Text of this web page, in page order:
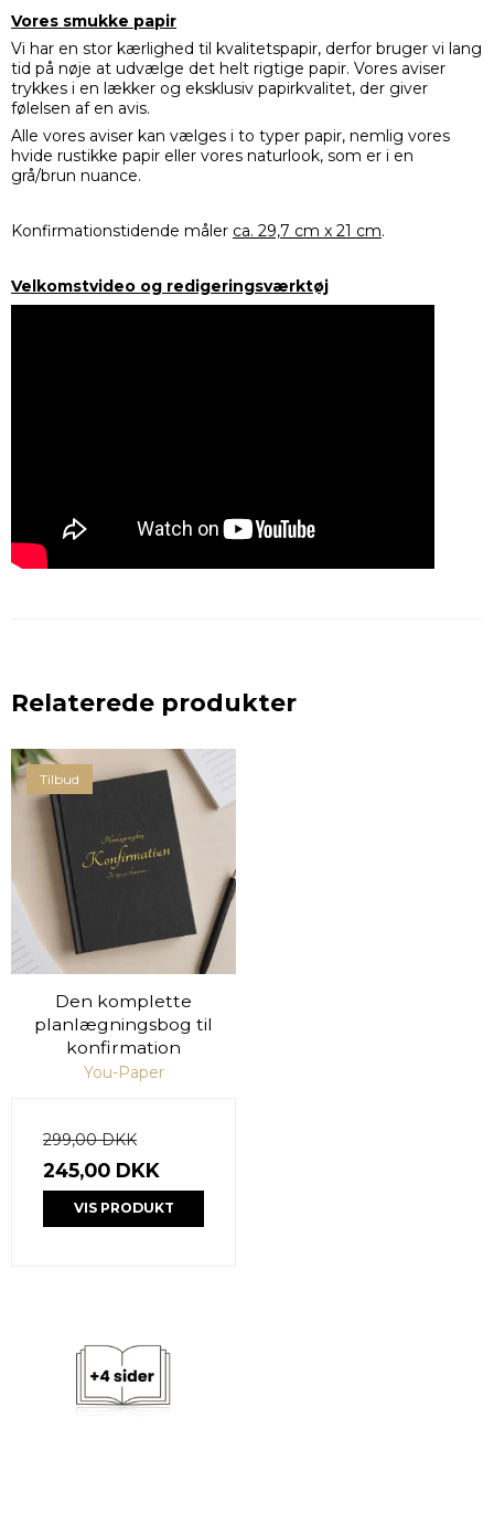
Vores smukke papir
Vi har en stor kærlighed til kvalitetspapir, derfor bruger vi lang
tid på nøje at udvælge det helt rigtige papir. Vores aviser
trykkes i en lækker og eksklusiv papirkvalitet, der giver
følelsen af en avis.
Alle vores aviser kan vælges i to typer papir, nemlig vores
hvide rustikke papir eller vores naturlook, som er i en
grå/brun nuance.
Konfirmationstidende måler ca. 29,7 cm x 21 cm.
Velkomstvideo og redigeringsværktøj
Relaterede produkter
Tilbud
Den komplette
planlægningsbog til
konfirmation
You-Paper
299,00 DKK
245,00 DKK
VIS PRODUKT